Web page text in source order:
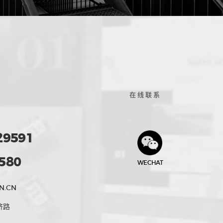
路
在线联系
WECHAT